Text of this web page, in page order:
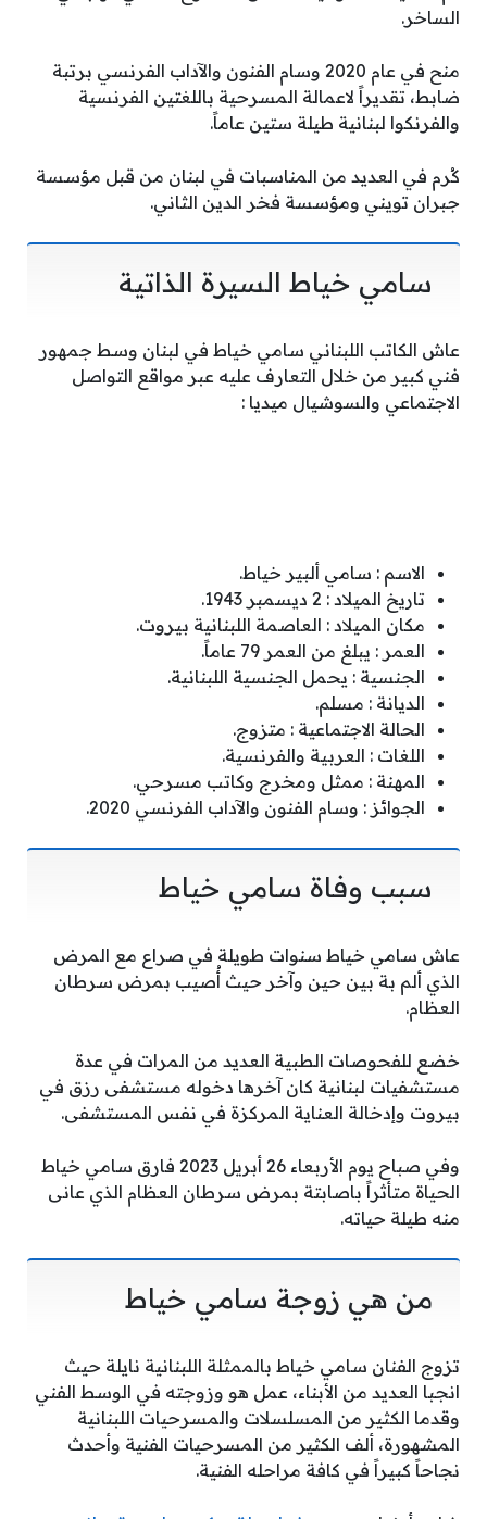
الساخر.
منح في عام 2020 وسام الفنون والآداب الفرنسي برتبة
ضابط، تقديراً لاعمالة المسرحية باللغتين الفرنسية
والفرنكوا لبنانية طيلة ستين عاماً.
كُرم في العديد من المناسبات في لبنان من قبل مؤسسة
جبران تويني ومؤسسة فخر الدين الثاني.
سامي خياط السيرة الذاتية
عاش الكاتب اللبناني سامي خياط في لبنان وسط جمهور
فني كبير من خلال التعارف عليه عبر مواقع التواصل
الاجتماعي والسوشيال ميديا :
الاسم : سامي ألبير خياط.
تاريخ الميلاد : 2 ديسمبر 1943.
مكان الميلاد : العاصمة اللبنانية بيروت.
العمر : يبلغ من العمر 79 عاماً.
الجنسية : يحمل الجنسية اللبنانية.
الديانة : مسلم.
الحالة الاجتماعية : متزوج.
اللغات : العربية والفرنسية.
المهنة : ممثل ومخرج وكاتب مسرحي.
الجوائز : وسام الفنون والآداب الفرنسي 2020.
سبب وفاة سامي خياط
عاش سامي خياط سنوات طويلة في صراع مع المرض
الذي ألم بة بين حين وآخر حيث أُصيب بمرض سرطان
العظام.
خضع للفحوصات الطبية العديد من المرات في عدة
مستشفيات لبنانية كان آخرها دخوله مستشفى رزق في
بيروت وإدخالة العناية المركزة في نفس المستشفى.
وفي صباح يوم الأربعاء 26 أبريل 2023 فارق سامي خياط
الحياة متأثراً باصابتة بمرض سرطان العظام الذي عانى
منه طيلة حياته.
من هي زوجة سامي خياط
تزوج الفنان سامي خياط بالممثلة اللبنانية نايلة حيث
انجبا العديد من الأبناء، عمل هو وزوجته في الوسط الفني
وقدما الكثير من المسلسلات والمسرحيات اللبنانية
المشهورة، ألف الكثير من المسرحيات الفنية وأحدث
نجاحاً كبيراً في كافة مراحله الفنية.